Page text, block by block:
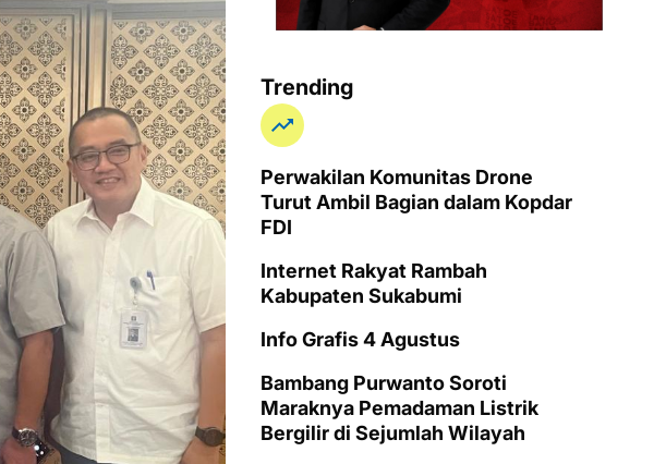
Trending
Perwakilan Komunitas Drone
Turut Ambil Bagian dalam Kopdar
FDI
Internet Rakyat Rambah
Kabupaten Sukabumi
Info Grafis 4 Agustus
Bambang Purwanto Soroti
Maraknya Pemadaman Listrik
Bergilir di Sejumlah Wilayah